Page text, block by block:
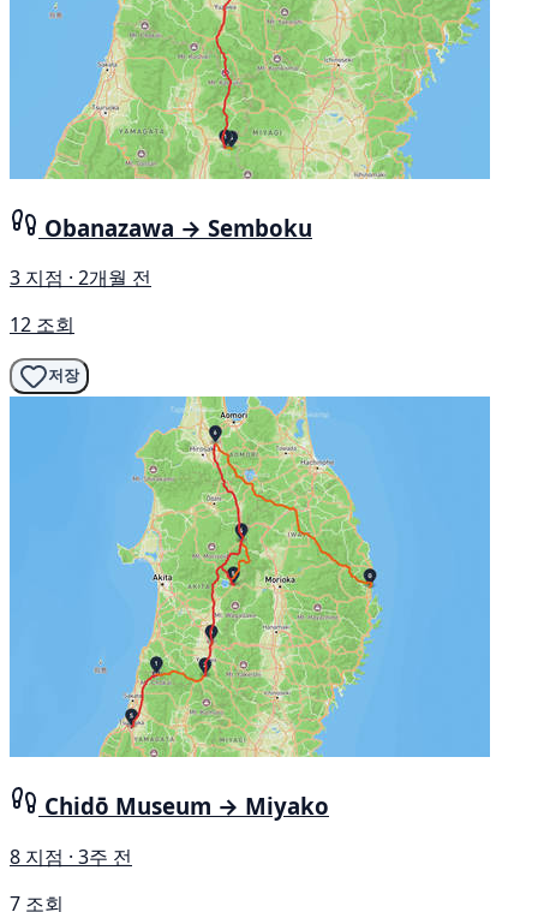
Obanazawa → Semboku
3 지점 · 2개월 전
12 조회
저장
Chidō Museum → Miyako
8 지점 · 3주 전
7 조회